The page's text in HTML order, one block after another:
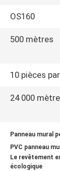
OS160
500 mètres
10 pièces
24 000
Panneau mural
PVC panneau
Le revêtement
écologique